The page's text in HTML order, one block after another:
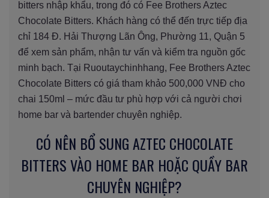
bitters nhập khẩu, trong đó có Fee Brothers Aztec
Chocolate Bitters. Khách hàng có thể đến trực tiếp địa
chỉ 184 Đ. Hải Thượng Lãn Ông, Phường 11, Quận 5
để xem sản phẩm, nhận tư vấn và kiểm tra nguồn gốc
minh bạch. Tại Ruoutaychinhhang, Fee Brothers Aztec
Chocolate Bitters có giá tham khảo 500,000 VNĐ cho
chai 150ml – mức đầu tư phù hợp với cả người chơi
home bar và bartender chuyên nghiệp.
CÓ NÊN BỔ SUNG AZTEC CHOCOLATE
BITTERS VÀO HOME BAR HOẶC QUẦY BAR
CHUYÊN NGHIỆP?